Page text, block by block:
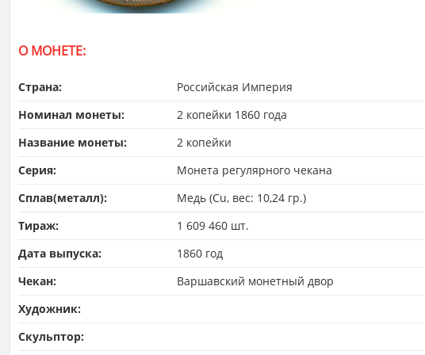
О МОНЕТЕ:
Страна:
Российская Империя
Номинал монеты:
2 копейки 1860 года
Название монеты:
2 копейки
Серия:
Монета регулярного чекана
Сплав(металл):
Медь (Cu, вес: 10,24 гр.)
Тираж:
1 609 460 шт.
Дата выпуска:
1860 год
Чекан:
Варшавский монетный двор
Художник:
Скульптор: